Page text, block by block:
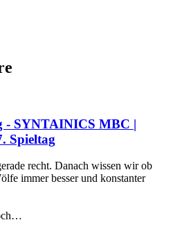
- SYNTAINICS MBC |
Spieltag
recht. Danach wissen wir ob
immer besser und konstanter